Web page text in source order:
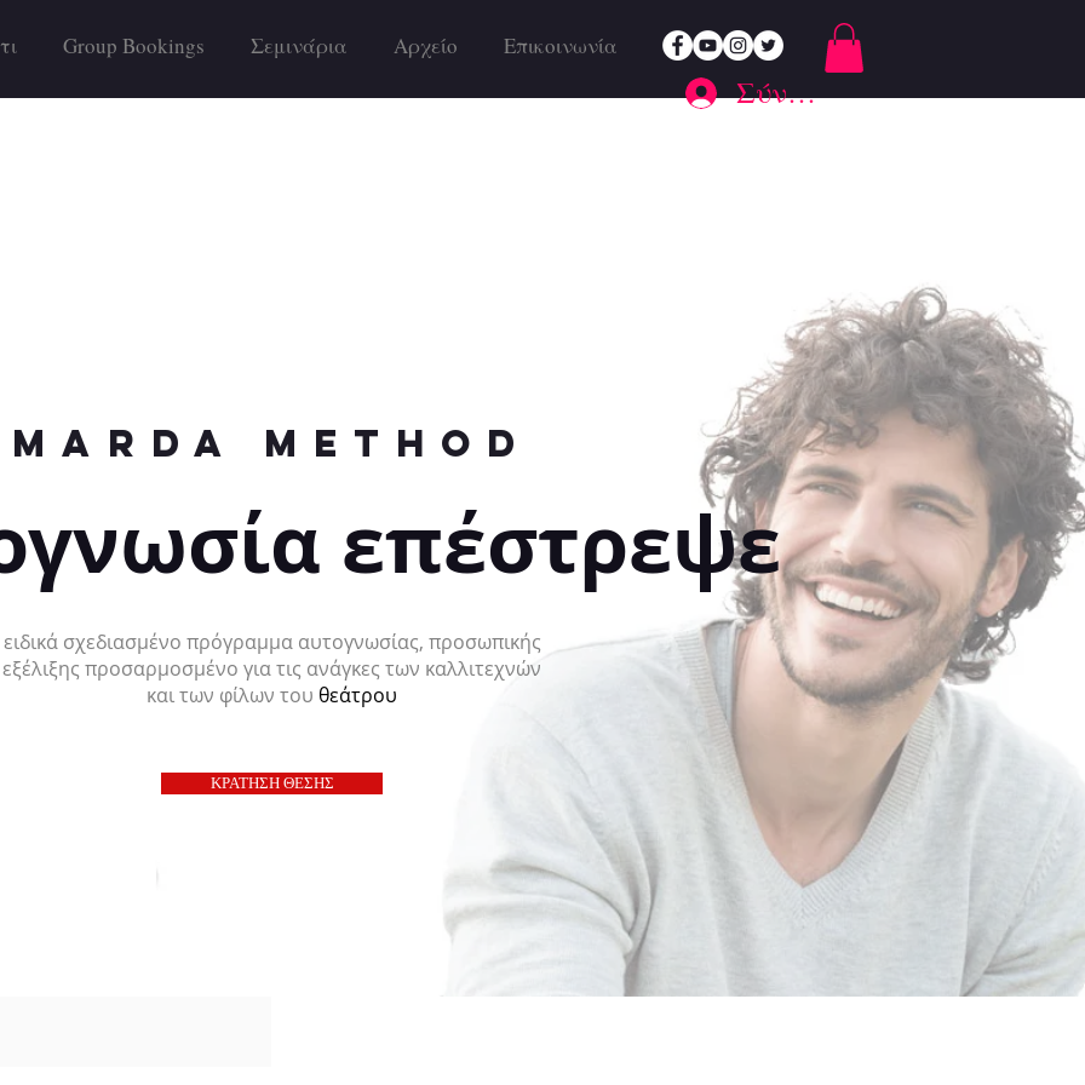
Group Bookings Σεμινάρια Αρχείο Επικοινωνία
Σύνδεση
marda method
επέστρεψε
ειδικά σχεδιασμένο πρόγραμμα αυτογνωσίας, προσωπικής
εξέλιξης προσαρμοσμένο για τις ανάγκες των καλλιτεχνών
και των φίλων του θεάτρου
ΚΡΑΤΗΣΗ ΘΕΣΗΣ